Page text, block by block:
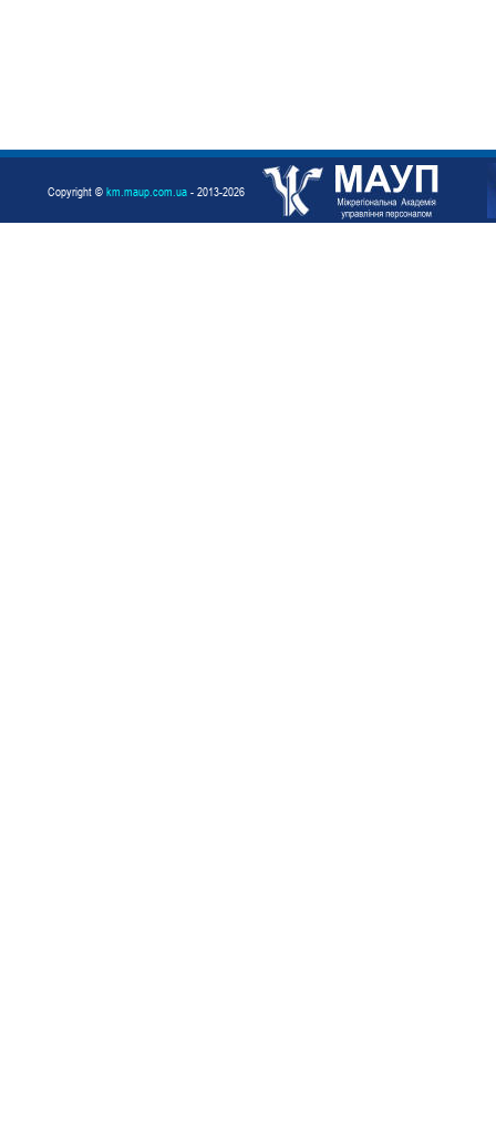
Copyright © km.maup.com.ua - 2013-2026